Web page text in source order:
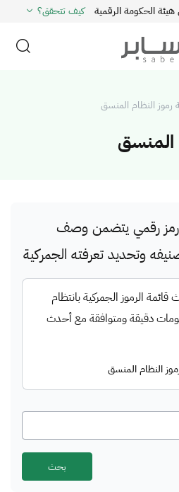
الحكومة الرقمية كيف تتحقق؟
رموز النظام المنسق
المنسق
رمز رقمي يتضمن وصف
وتحديد تعرفته الجمركية
الرموز الجمركية بانتظام
دقيقة ومتوافقة مع أحدث
النظام المنسق